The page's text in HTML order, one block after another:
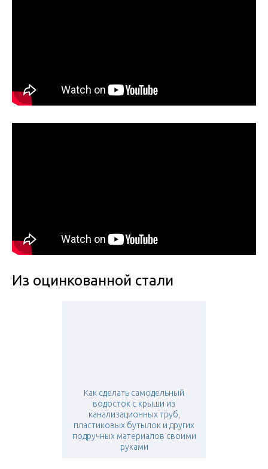
Из оцинкованной стали
Как сделать самодельный
водосток с крыши из
канализационных труб,
пластиковых бутылок и других
подручных материалов своими
руками